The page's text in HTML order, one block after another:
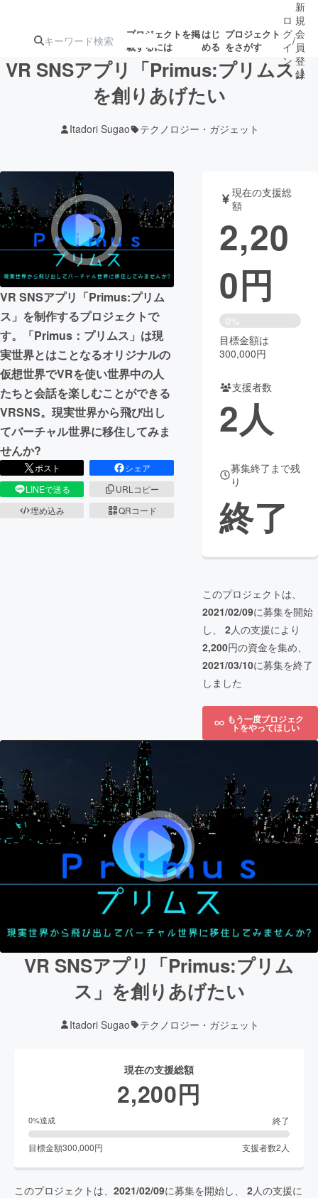
プロジェクトを掲
載するには
はじ
める
プロジェクト
をさがす
ターン
ジェクト
ロジェクト
アート・写真 音楽
テクノロジー・ガジェット ゲーム・サ
映像・映画 書籍・雑誌
ビジネス・起業 チャレンジ
まちづくり・地域活性化
CAMPFIRE for Social Good
CAMPFIRE Creation
CAMPFIREふるさと納税
コミュニティ
ロ
グ
イ
ン
/
新
規
会
員
登
録
VR SNSアプリ「Primus:プリムス」
を創りあげたい
Itadori Sugao テクノロジー・ガジェット
VR SNSアプリ「Primus:プリム
ス」を制作するプロジェクトで
す。「Primus：プリムス」は現
実世界とはことなるオリジナルの
仮想世界でVRを使い世界中の人
たちと会話を楽しむことができる
VRSNS。現実世界から飛び出し
てバーチャル世界に移住してみま
せんか?
ポスト
シェア
LINEで送る
URLコピー
埋め込み
QRコード
現在の支援総
額
2,20
0円
0%
目標金額は
300,000円
支援者数
2人
募集終了まで残
り
終了
このプロジェクトは、
2021/02/09に募集を開始
し、 2人の支援により
2,200円の資金を集め、
2021/03/10に募集を終了
しました
もう一度プロジェク
トをやってほしい
VR SNSアプリ「Primus:プリム
ス」を創りあげたい
Itadori Sugao テクノロジー・ガジェット
現在の支援総額
2,200円
0%達成 終了
目標金額300,000円 支援者数2 人
このプロジェクトは、 2021/02/09に募集を開始し、 2人の支援に